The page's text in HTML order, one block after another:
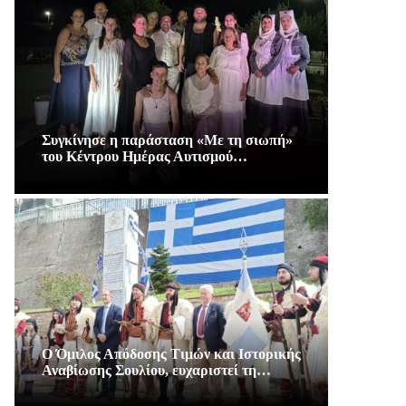
Συγκίνησε η παράσταση «Με τη σιωπή»
του Κέντρου Ημέρας Αυτισμού…
Ο Όμιλος Απόδοσης Τιμών και Ιστορικής
Αναβίωσης Σουλίου, ευχαριστεί τη…